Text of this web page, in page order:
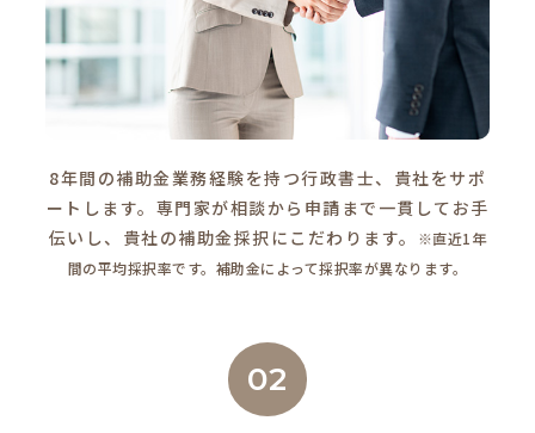
8年間の補助金業務経験を持つ行政書士、貴社をサポ
ートします。専門家が相談から申請まで一貫してお手
伝いし、貴社の補助金採択にこだわります。
※直近1年
間の平均採択率です。補助金によって採択率が異なります。
02